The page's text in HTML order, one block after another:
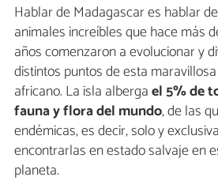
Hablar de Madagascar es hablar
animales increíbles que hace más
años comenzaron a evolucionar y
distintos puntos de esta
africano. La isla albergael 5% de
fauna y flora del mundo, de las
endémicas, es decir, solo y
encontrarlas en estado salvaje en
planeta.